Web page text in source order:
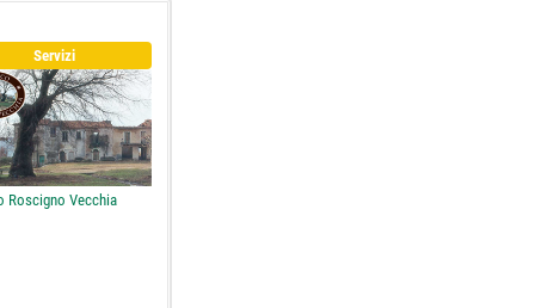
Servizi
Roscigno Vecchia